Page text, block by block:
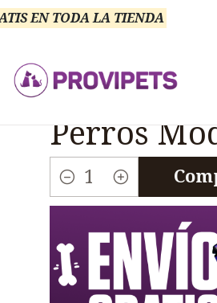
EN TODA LA TIENDA
Automático Gravedad
Bebedero
Perros
Cantidad